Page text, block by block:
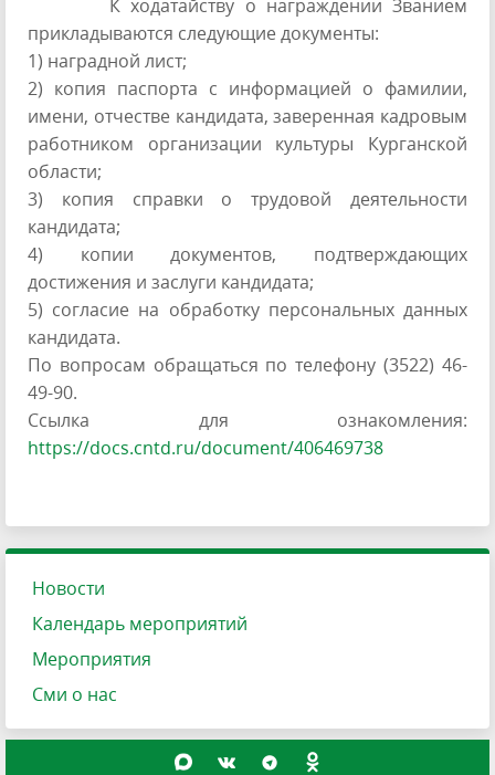
К ходатайству о награждении Званием
прикладываются следующие документы:
1) наградной лист;
2) копия паспорта с информацией о фамилии,
имени, отчестве кандидата, заверенная кадровым
работником организации культуры Курганской
области;
3) копия справки о трудовой деятельности
кандидата;
4) копии документов, подтверждающих
достижения и заслуги кандидата;
5) согласие на обработку персональных данных
кандидата.
По вопросам обращаться по телефону (3522) 46-
49-90.
Ссылка для ознакомления:
https://docs.cntd.ru/document/406469738
Новости
Календарь мероприятий
Мероприятия
Сми о нас